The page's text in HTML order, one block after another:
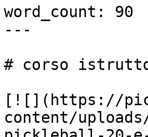
word_count: 90
---
# corso
[![](https://
content/